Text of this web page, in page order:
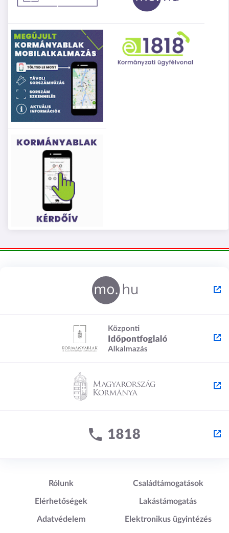
Lábléc1
Rólunk
Elérhetőségek
Adatvédelem
Lábléc2
Családtámogatások
Lakástámogatás
Elektronikus ügyintézés